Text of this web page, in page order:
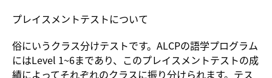
プレイスメントテストについて
俗にいうクラス分けテストです。ALCPの語学プログラム
にはLevel 1~6まであり、このプレイスメントテストの成
績によってそれぞれのクラスに振り分けられます。テス